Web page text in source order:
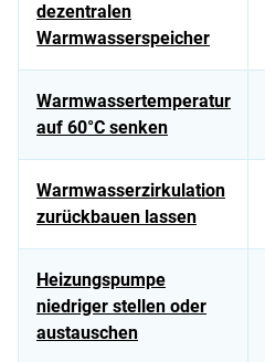
dezentralen
Warmwasserspeicher
Warmwassertemperatur
auf 60°C senken
Warmwasserzirkulation
zurückbauen lassen
Heizungspumpe
niedriger stellen oder
austauschen